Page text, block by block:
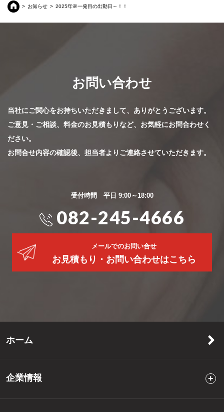
お知らせ 2025年🌸一発目の出勤日～！！
お問い合わせ
当社にご関心をお持ちいただきまして、ありがとうございます。
ご意見・ご相談、料金のお見積もりなど、お気軽にお問合わせく
ださい。
お問合せ内容の確認後、担当者よりご連絡させていただきます。
受付時間 平日 9:00～18:00
082-245-4666
メールでのお問い合せ
お見積もり・お問い合わせはこちら
ホーム
企業情報